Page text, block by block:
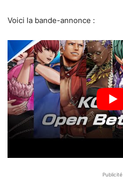
Voici la bande-annonce :
Publicité